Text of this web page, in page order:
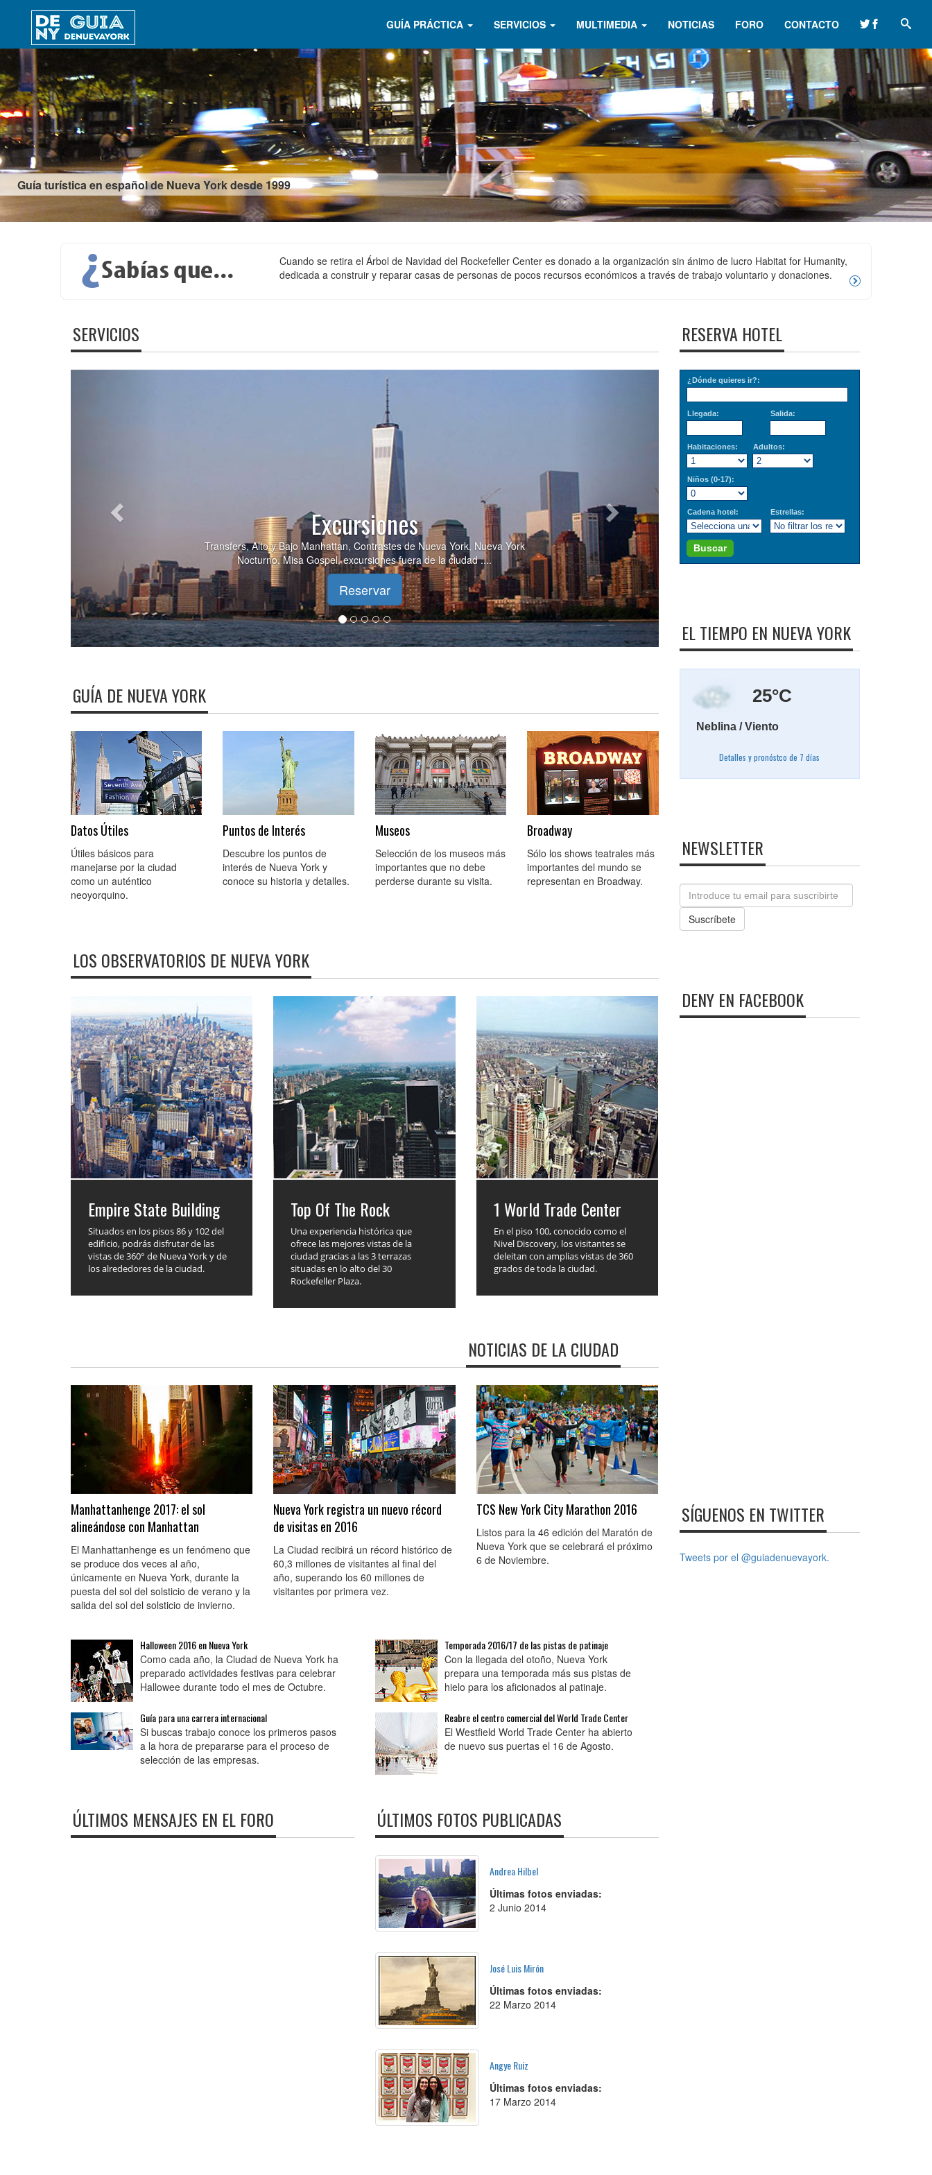
Guía turística en español de Nueva York desde 1999
GUÍA PRÁCTICA SERVICIOS MULTIMEDIA NOTICIAS FORO CONTACTO
Cuando se retira el Árbol de Navidad del Rockefeller Center es donado a la organización sin ánimo de lucro Habitat for Humanity,
dedicada a construir y reparar casas de personas de pocos recursos económicos a través de trabajo voluntario y donaciones.
SERVICIOS
Broadway
Experimente las sensaciones de las mejores producciones de teatro con los
espectáculos de Broadway.
Reservar
GUÍA DE NUEVA YORK
Datos Útiles
Útiles básicos para
manejarse por la ciudad
como un auténtico
neoyorquino.
Puntos de Interés
Descubre los puntos de
interés de Nueva York y
conoce su historia y detalles.
Museos
Selección de los museos más
importantes que no debe
perderse durante su visita.
Broadway
Sólo los shows teatrales más
importantes del mundo se
representan en Broadway.
LOS OBSERVATORIOS DE NUEVA YORK
Empire State Building
Situados en los pisos 86 y 102 del
edificio, podrás disfrutar de las
vistas de 360° de Nueva York y de
los alrededores de la ciudad.
Top Of The Rock
Una experiencia histórica que
ofrece las mejores vistas de la
ciudad gracias a las 3 terrazas
situadas en lo alto del 30
Rockefeller Plaza.
1 World Trade Center
En el piso 100, conocido como el
Nivel Discovery, los visitantes se
deleitan con amplias vistas de 360
grados de toda la ciudad.
NOTICIAS DE LA CIUDAD
Manhattanhenge 2017: el sol
alineándose con Manhattan
El Manhattanhenge es un fenómeno que
se produce dos veces al año,
únicamente en Nueva York, durante la
puesta del sol del solsticio de verano y la
salida del sol del solsticio de invierno.
Nueva York registra un nuevo récord
de visitas en 2016
La Ciudad recibirá un récord histórico de
60,3 millones de visitantes al final del
año, superando los 60 millones de
visitantes por primera vez.
TCS New York City Marathon 2016
Listos para la 46 edición del Maratón de
Nueva York que se celebrará el próximo
6 de Noviembre.
Halloween 2016 en Nueva York
Como cada año, la Ciudad de Nueva York ha
preparado actividades festivas para celebrar
Hallowee durante todo el mes de Octubre.
Temporada 2016/17 de las pistas de patinaje
Con la llegada del otoño, Nueva York
prepara una temporada más sus pistas de
hielo para los aficionados al patinaje.
Guía para una carrera internacional
Si buscas trabajo conoce los primeros pasos
a la hora de prepararse para el proceso de
selección de las empresas.
Reabre el centro comercial del World Trade Center
El Westfield World Trade Center ha abierto
de nuevo sus puertas el 16 de Agosto.
ÚLTIMOS MENSAJES EN EL FORO ÚLTIMOS FOTOS PUBLICADAS
Andrea Hilbel
Últimas fotos enviadas:
2 Junio 2014
José Luis Mirón
Últimas fotos enviadas:
22 Marzo 2014
Angye Ruiz
Últimas fotos enviadas:
17 Marzo 2014
RESERVA HOTEL
¿Dónde quieres ir?:
Llegada: Salida:
Habitaciones: Adultos:
Niños (0-17):
Cadena hotel: Estrellas:
Buscar
EL TIEMPO EN NUEVA YORK
25°C
Neblina / Viento
Detalles y pronóstco de 7 días
NEWSLETTER
Email
Suscríbete
DENY EN FACEBOOK
SÍGUENOS EN TWITTER
Tweets por el @guiadenuevayork.